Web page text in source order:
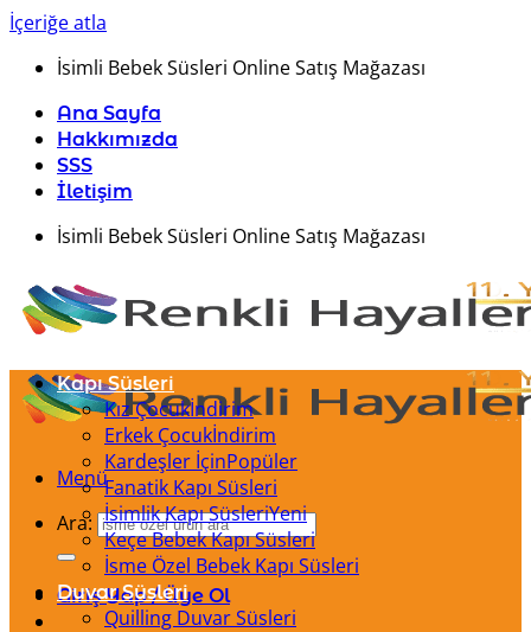
İçeriğe atla
İsimli Bebek Süsleri Online Satış Mağazası
Ana Sayfa
Hakkımızda
SSS
İletişim
İsimli Bebek Süsleri Online Satış Mağazası
Menü
Ara:
Giriş Yap / Üye Ol
Kapı Süsleri
Kız Çocuk
Erkek Çocuk
Kardeşler İçin
Fanatik Kapı Süsleri
İsimlik Kapı Süsleri
Keçe Bebek Kapı Süsleri
İsme Özel Bebek Kapı Süsleri
Duvar Süsleri
Quilling Duvar Süsleri